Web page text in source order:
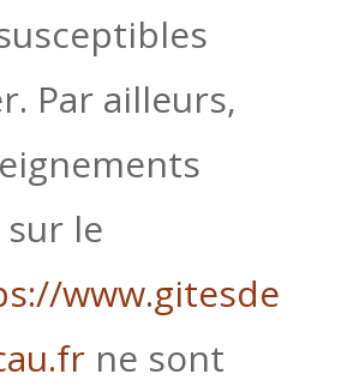
Par ailleurs,
le
www.gitesde
ne sont